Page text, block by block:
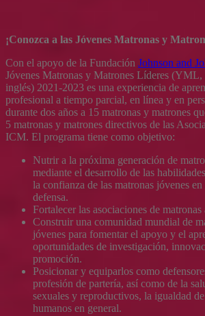
¡Conozca a las Jóvenes Matronas y
Con el apoyo de la Fundación Johnson and
Jóvenes Matronas y Matrones Líderes (YML,
inglés) 2021-2023 es una experiencia de
profesional a tiempo parcial, en línea y en
durante dos años a 15 matronas y matrones
5 matronas y matrones directivos de las
ICM. El programa tiene como objetivo:
Nutrir a la próxima generación de
mediante el desarrollo de las
la confianza de las matronas jóvenes
defensa.
Fortalecer las asociaciones de
Construir una comunidad mundial de
jóvenes para fomentar el apoyo y el
oportunidades de investigación,
promoción.
Posicionar y equiparlos como
profesión de partería, así como de la
sexuales y reproductivos, la igualdad
humanos en general.